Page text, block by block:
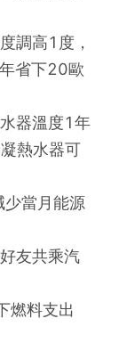
調高1度，
省下20歐
器溫度1年
熱水器可
當月能源
友共乘汽
燃料支出